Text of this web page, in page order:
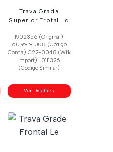
Trava Grade
Superior Frotal Ld
1902356 (Original)
60.99.9.008 (Código
Confia) C22-0048 (Wtk
Import) L0111326
(Código Similar)
Ver Detalhes